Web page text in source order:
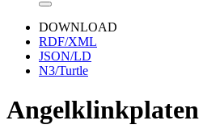
DOWNLOAD
RDF/XML
JSON/LD
N3/Turtle
Angelklinkplaten